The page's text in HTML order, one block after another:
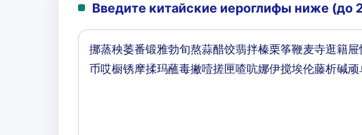
Введите китайские иероглифы ниже (до